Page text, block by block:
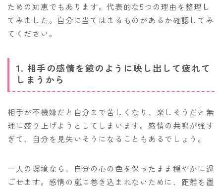
ための知恵でもあります。代表的な5つの理由を整理し
てみました。自分に当てはまるものがあるか確認してみ
てください。
1. 相手の感情を鏡のように映し出して疲れて
しまうから
相手が不機嫌だと自分まで苦しくなり、楽しそうだと無
理に盛り上げようとしてしまいます。感情の共鳴が強す
ぎて、自分を見失いそうになることもあるでしょう。
一人の環境なら、自分の心の色を保ったまま穏やかに過
ごせます。感情の嵐に巻き込まれないために、距離を置